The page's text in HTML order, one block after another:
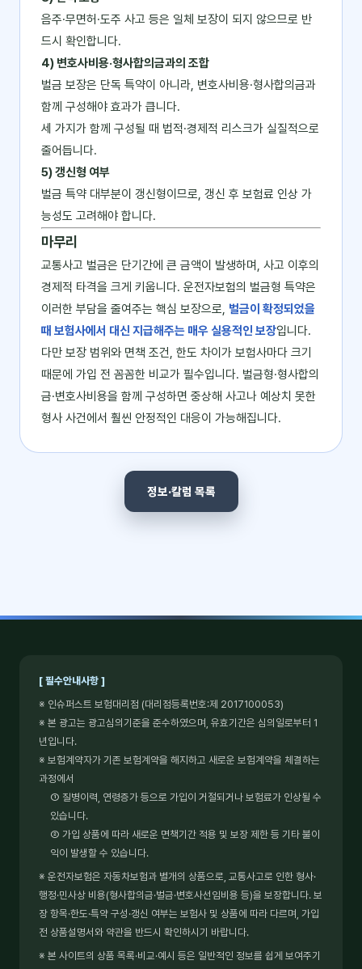
음주·무면허·도주 사고 등은 일체 보장이 되지 않으므로 반
드시 확인합니다.
4) 변호사비용·형사합의금과의 조합
벌금 보장은 단독 특약이 아니라, 변호사비용·형사합의금과
함께 구성해야 효과가 큽니다.
세 가지가 함께 구성될 때 법적·경제적 리스크가 실질적으로
줄어듭니다.
5) 갱신형 여부
벌금 특약 대부분이 갱신형이므로, 갱신 후 보험료 인상 가
능성도 고려해야 합니다.
마무리
교통사고 벌금은 단기간에 큰 금액이 발생하며, 사고 이후의
경제적 타격을 크게 키웁니다. 운전자보험의 벌금형 특약은
이러한 부담을 줄여주는 핵심 보장으로, 벌금이 확정되었을
때 보험사에서 대신 지급해주는 매우 실용적인 보장입니다.
다만 보장 범위와 면책 조건, 한도 차이가 보험사마다 크기
때문에 가입 전 꼼꼼한 비교가 필수입니다. 벌금형·형사합의
금·변호사비용을 함께 구성하면 중상해 사고나 예상치 못한
형사 사건에서 훨씬 안정적인 대응이 가능해집니다.
정보·칼럼 목록
[ 필수안내사항 ]
※ 인슈퍼스트 보험대리점 (대리점등록번호:제 2017100053)
※ 본 광고는 광고심의기준을 준수하였으며, 유효기간은 심의일로부터 1
년입니다.
※ 보험계약자가 기존 보험계약을 해지하고 새로운 보험계약을 체결하는
과정에서
① 질병이력, 연령증가 등으로 가입이 거절되거나 보험료가 인상될 수
있습니다.
② 가입 상품에 따라 새로운 면책기간 적용 및 보장 제한 등 기타 불이
익이 발생할 수 있습니다.
※ 운전자보험은 자동차보험과 별개의 상품으로, 교통사고로 인한 형사·
행정·민사상 비용(형사합의금·벌금·변호사선임비용 등)을 보장합니다. 보
장 항목·한도·특약 구성·갱신 여부는 보험사 및 상품에 따라 다르며, 가입
전 상품설명서와 약관을 반드시 확인하시기 바랍니다.
※ 본 사이트의 상품 목록·비교·예시 등은 일반적인 정보를 쉽게 보여주기